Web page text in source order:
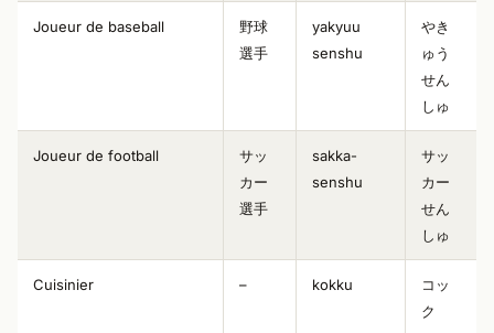
Joueur de baseball
野球
選手
yakyuu
senshu
やき
ゅう
せん
しゅ
Joueur de football
サッ
カー
選手
sakka-
senshu
サッ
カー
せん
しゅ
Cuisinier – kokku
コッ
ク